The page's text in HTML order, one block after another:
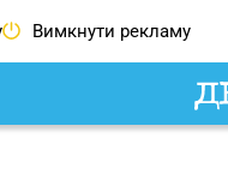
Вимкнути рекламу